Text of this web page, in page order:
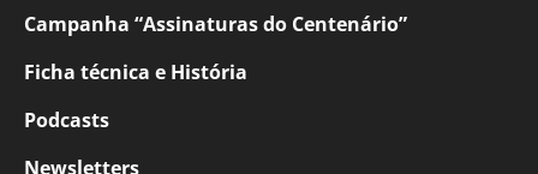
Campanha “Assinaturas do Centenário”
Ficha técnica e História
Podcasts
Newsletters